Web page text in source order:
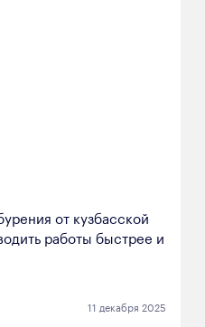
от кузбасской
работы быстрее и
11 декабря 2025